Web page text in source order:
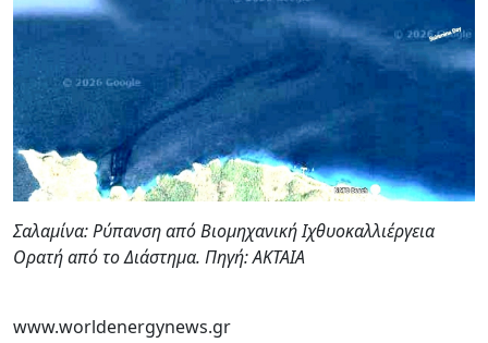
Σαλαμίνα: Ρύπανση από Βιομηχανική Ιχθυοκαλλιέργεια
Ορατή από το Διάστημα. Πηγή: ΑΚΤΑΙΑ
www.worldenergynews.gr